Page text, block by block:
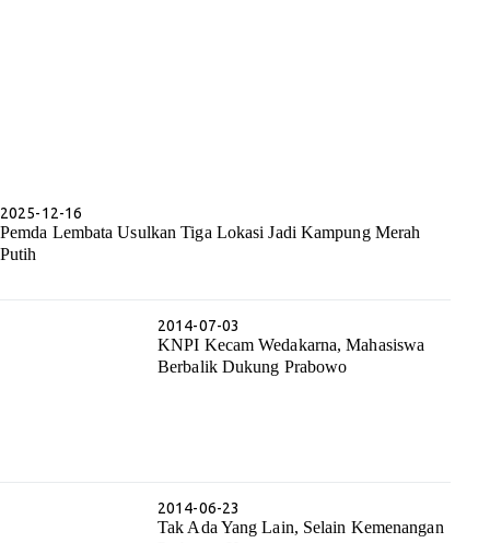
2025-12-16
Pemda Lembata Usulkan Tiga Lokasi Jadi Kampung Merah
Putih
2014-07-03
KNPI Kecam Wedakarna, Mahasiswa
Berbalik Dukung Prabowo
2014-06-23
Tak Ada Yang Lain, Selain Kemenangan